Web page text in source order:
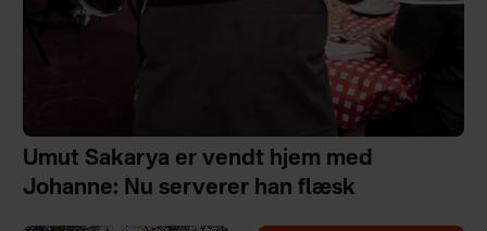
Umut Sakarya er vendt hjem med
Johanne: Nu serverer han flæsk